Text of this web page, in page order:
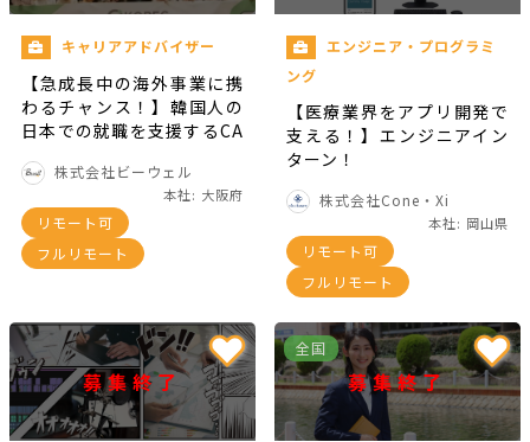
キャリアアドバイザー
【急成長中の海外事業に携
わるチャンス！】韓国人の
日本での就職を支援するCA
株式会社ビーウェル
本社: 大阪府
リモート可
フルリモート
エンジニア・プログラミ
ング
【医療業界をアプリ開発で
支える！】エンジニアイン
ターン！
株式会社Cone・Xi
本社: 岡山県
リモート可
フルリモート
募集終了
全国
募集終了